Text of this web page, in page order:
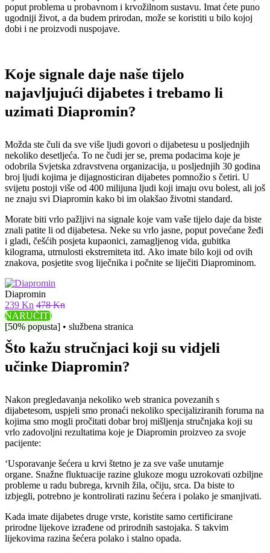
poput problema u probavnom i krvožilnom sustavu. Imat ćete puno
ugodniji život, a da budem prirodan, može se koristiti u bilo kojoj
dobi i ne proizvodi nuspojave.
Koje signale daje naše tijelo
najavljujući dijabetes i trebamo li
uzimati Diapromin?
Možda ste čuli da sve više ljudi govori o dijabetesu u posljednjih
nekoliko desetljeća. To ne čudi jer se, prema podacima koje je
odobrila Svjetska zdravstvena organizacija, u posljednjih 30 godina
broj ljudi kojima je dijagnosticiran dijabetes pomnožio s četiri. U
svijetu postoji više od 400 milijuna ljudi koji imaju ovu bolest, ali još
ne znaju svi Diapromin kako bi im olakšao životni standard.
Morate biti vrlo pažljivi na signale koje vam vaše tijelo daje da biste
znali patite li od dijabetesa. Neke su vrlo jasne, poput povećane žeđi
i gladi, češćih posjeta kupaonici, zamagljenog vida, gubitka
kilograma, utrnulosti ekstremiteta itd. Ako imate bilo koji od ovih
znakova, posjetite svog liječnika i počnite se liječiti Diaprominom.
Diapromin
239 Kn 478 Kn
NARUČITI
[50% popusta] • službena stranica
Što kažu stručnjaci koji su vidjeli
učinke Diapromin?
Nakon pregledavanja nekoliko web stranica povezanih s
dijabetesom, uspjeli smo pronaći nekoliko specijaliziranih foruma na
kojima smo mogli pročitati dobar broj mišljenja stručnjaka koji su
vrlo zadovoljni rezultatima koje je Diapromin proizveo za svoje
pacijente:
‘Usporavanje šećera u krvi štetno je za sve vaše unutarnje
organe. Snažne fluktuacije razine glukoze mogu uzrokovati ozbiljne
probleme u radu bubrega, krvnih žila, očiju, srca. Da biste to
izbjegli, potrebno je kontrolirati razinu šećera i polako je smanjivati.
Kada imate dijabetes druge vrste, koristite samo certificirane
prirodne lijekove izrađene od prirodnih sastojaka. S takvim
lijekovima razina šećera polako i stalno opada.